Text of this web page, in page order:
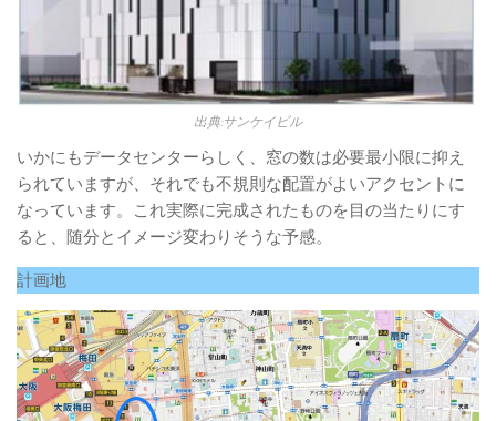
出典:サンケイビル
いかにもデータセンターらしく、窓の数は必要最小限に抑え
られていますが、それでも不規則な配置がよいアクセントに
なっています。これ実際に完成されたものを目の当たりにす
ると、随分とイメージ変わりそうな予感。
計画地